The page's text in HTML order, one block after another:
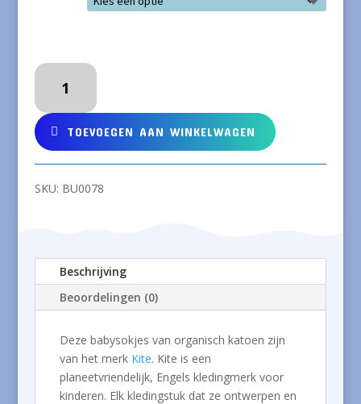
Babysokjes
organisch
katoen
aantal
TOEVOEGEN AAN WINKELWAGEN
SKU: BU0078
Beschrijving
Beoordelingen (0)
Deze babysokjes van organisch katoen zijn
van het merk Kite. Kite is een
planeetvriendelijk, Engels kledingmerk voor
kinderen. Elk kledingstuk dat ze ontwerpen en